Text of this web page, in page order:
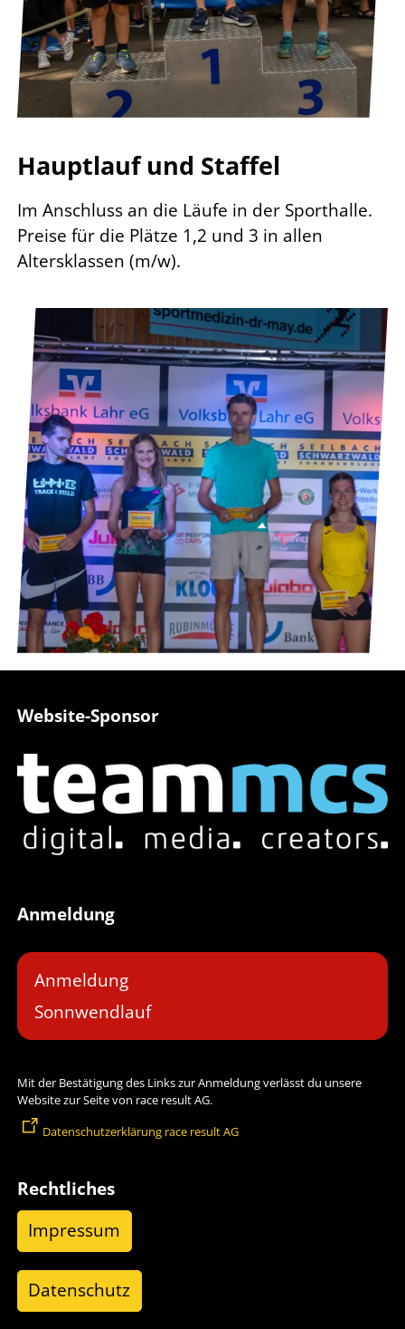
Hauptlauf und Staffel
Im Anschluss an die Läufe in der Sporthalle.
Preise für die Plätze 1,2 und 3 in allen
Altersklassen (m/w).
Website-Sponsor
Anmeldung
Anmeldung
Sonnwendlauf
Mit der Bestätigung des Links zur Anmeldung verlässt du unsere
Website zur Seite von race result AG.
Datenschutzerklärung race result AG
Rechtliches
Impressum
Datenschutz